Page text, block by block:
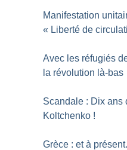
Manifestation
« Liberté de
Avec les réfugiés
la révolution là-bas
Scandale : Dix ans
Koltchenko !
Grèce : et à